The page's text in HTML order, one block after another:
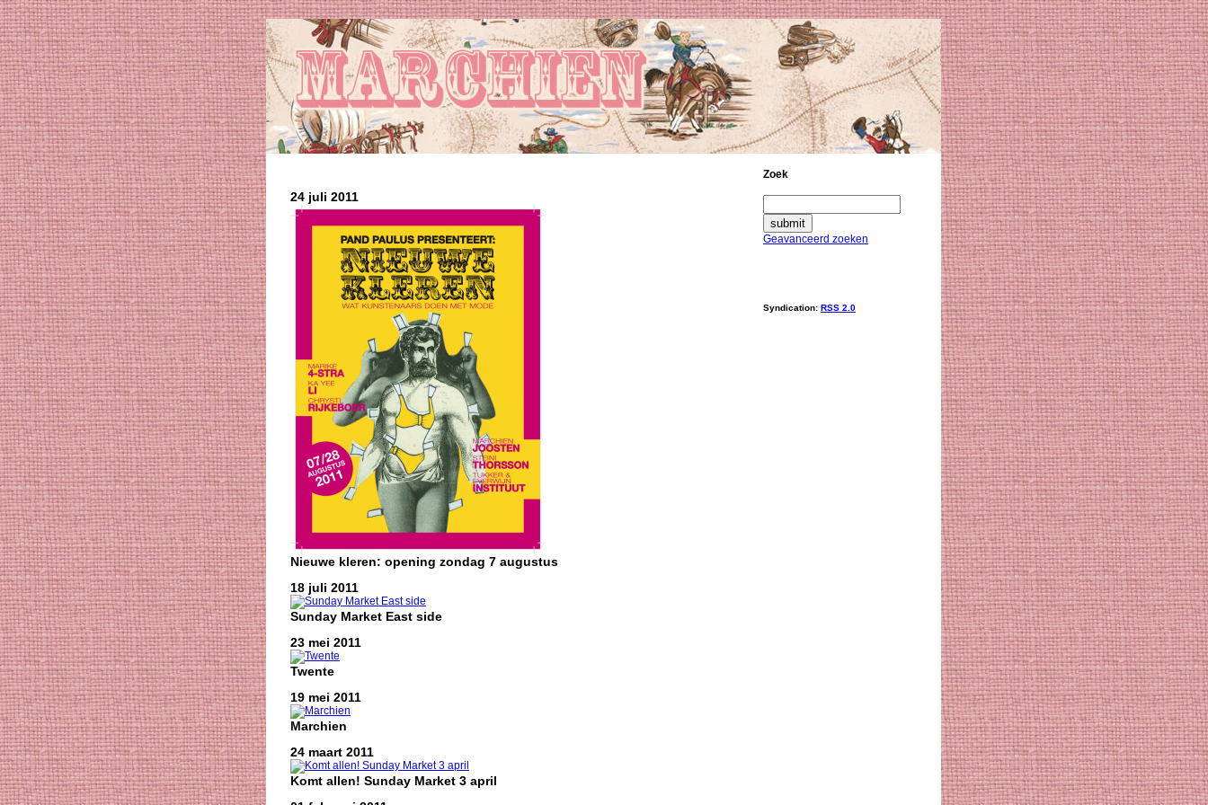
24 juli 2011
Nieuwe kleren: opening zondag 7 augustus
18 juli 2011
Sunday Market East side
23 mei 2011
Twente
19 mei 2011
Marchien
24 maart 2011
Komt allen! Sunday Market 3 april
Zoek
Geavanceerd zoeken
Syndication: RSS 2.0